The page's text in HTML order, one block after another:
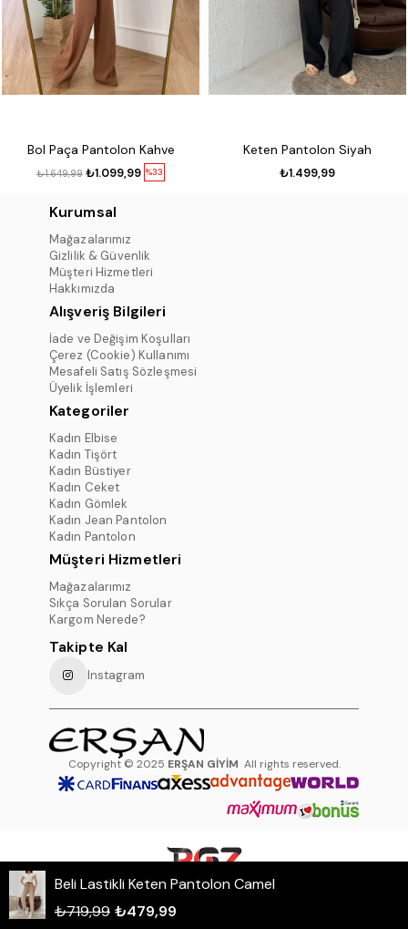
Bol Paça Pantolon Kahve
%33
₺1.099,99
₺1.649,99
Keten Pantolon Siyah
₺1.499,99
Kurumsal
Mağazalarımız
Gizlilik & Güvenlik
Müşteri Hizmetleri
Hakkımızda
Alışveriş Bilgileri
İade ve Değişim Koşulları
Çerez (Cookie) Kullanımı
Mesafeli Satış Sözleşmesi
Üyelik İşlemleri
Kategoriler
Kadın Elbise
Kadın Tişört
Kadın Büstiyer
Kadın Ceket
Kadın Gömlek
Kadın Jean Pantolon
Kadın Pantolon
Müşteri Hizmetleri
Mağazalarımız
Sıkça Sorulan Sorular
Kargom Nerede?
Takipte Kal
Instagram
Copyright © 2025 ERŞAN GİYİM All rights reserved.
WHATSAPP DESTEK HATTI
Beli Lastikli Keten Pantolon Camel
₺719,99 ₺479,99